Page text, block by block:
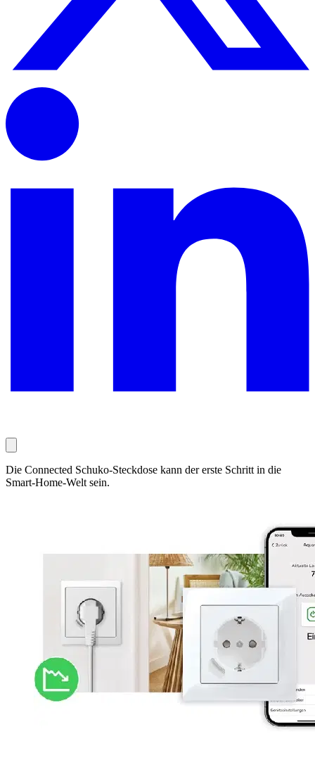
Die Connected Schuko-Steckdose kann der erste Schritt in die
Smart-Home-Welt sein.